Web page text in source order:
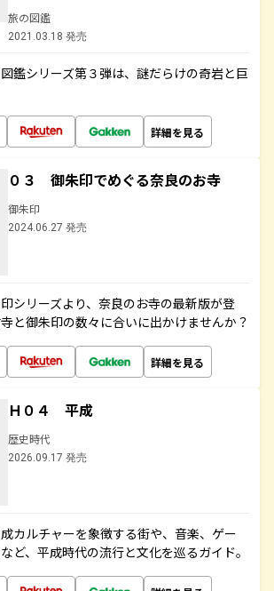
旅の図鑑
2021.03.18 発売
図鑑シリーズ第３弾は、謎だらけの奇岩と巨
詳細を見る
０３ 御朱印でめぐる奈良のお寺
御朱印
2024.06.27 発売
シリーズより、奈良のお寺の最新版が登
と御朱印の数々に合いに出かけませんか？
詳細を見る
Ｈ０４ 平成
歴史時代
2026.09.17 発売
カルチャーを象徴する街や、音楽、ゲー
ど、平成時代の流行と文化を巡るガイド。